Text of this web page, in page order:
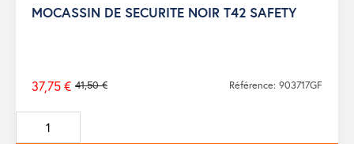
MOCASSIN DE SECURITE NOIR T42 SAFETY
Prix
de
base
41,50 €
37,75 € Référence: 903717GF